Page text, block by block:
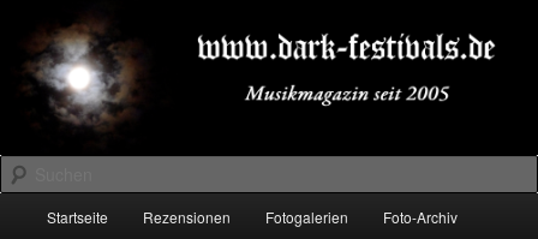
primären
Inhalt
springen
sekundären
Inhalt
springenDARK-FESTIVALS.DE
Suchen
Startseite Rezensionen Fotogalerien Foto-Archiv